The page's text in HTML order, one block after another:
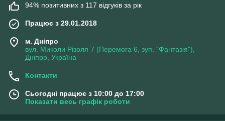
94% позитивних з 117 відгуків за рік
Працює з 29.01.2018
м. Дніпро
вул. Миколи Різоля 7 (Перемога 6, зуп. "Фантазія"),
Дніпро, Україна
Контакти
Сьогодні працює з 10:00 до 17:00
Показати весь графік роботи